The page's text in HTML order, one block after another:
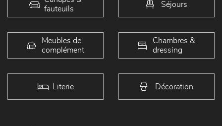
fauteuils
Séjours
Meubles de
complément
Chambres &
dressing
Literie Décoration